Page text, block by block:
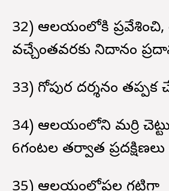
32) ఆలయంలోకి ప్రవేశించి,
వచ్చేంతవరకు నిదానం
33) గోపుర దర్శనం
34) ఆలయంలోని మర్రి
6గంటల తర్వాత